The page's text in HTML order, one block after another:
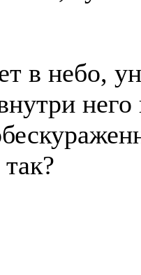
в небо,
него